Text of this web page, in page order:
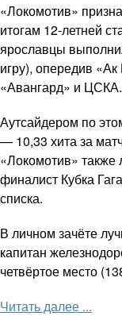
«Локомотив»
итогам 12-летней
ярославцы
игру), опередив
«Авангард» и ЦСКА.
Аутсайдером по
— 10,33 хита за
«Локомотив» также
финалист Кубка
списка.
В личном зачёте
капитан
четвёртое место
Читать далее ...